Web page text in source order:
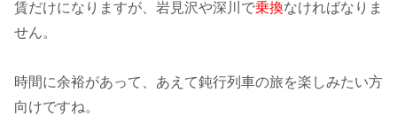
賃だけになりますが、岩見沢や深川で乗換なければなりま
せん。
時間に余裕があって、あえて鈍行列車の旅を楽しみたい方
向けですね。